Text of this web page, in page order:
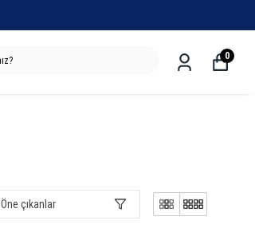
0
Öne çıkanlar